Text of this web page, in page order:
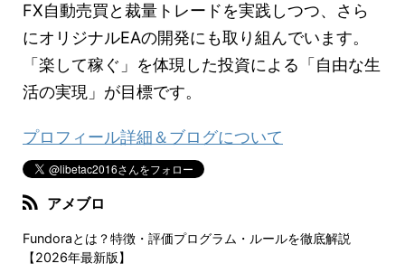
FX自動売買と裁量トレードを実践しつつ、さら
にオリジナルEAの開発にも取り組んでいます。
「楽して稼ぐ」を体現した投資による「自由な生
活の実現」が目標です。
プロフィール詳細＆ブログについて
アメブロ
Fundoraとは？特徴・評価プログラム・ルールを徹底解説
【2026年最新版】